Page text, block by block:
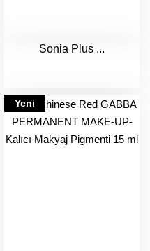
Sonia Plus ...
Yeni